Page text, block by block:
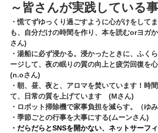
～皆さんが実践している
・慌てずゆっくり過ごすように心がけをして
も、自分だけの時間を作り、本を読むorヨガ
さん)
・湯船に必ず浸かる。浸かったときに、ふく
ージして、夜の眠りの質の向上と疲労回復を心
(n.oさん)
・朝、昼、夜と、アロマを焚いています！時
て、日常の質を上げています (Mさん)
・ロボット掃除機で家事負担を減らす。（ゆみ
・季節ごとの行事を大事にする(ムーンさん)
・だらだらとSNSを開かない、ネットサーフ